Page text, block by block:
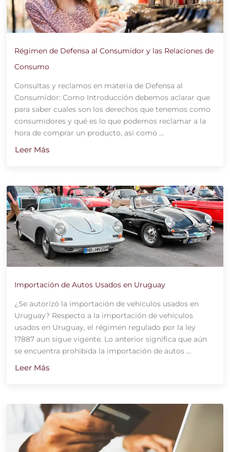
Régimen de Defensa al Consumidor y las Relaciones de
Consumo
Consultas y reclamos en materia de Defensa al
Consumidor: Como Introducción debemos aclarar que
para saber cuales son los derechos que tenemos como
consumidores y qué es lo que podemos reclamar a la
hora de comprar un producto, así como ...
Leer Más
Importación de Autos Usados en Uruguay
¿Se autorizó la importación de vehículos usados en
Uruguay? Respecto a la importación de vehículos
usados en Uruguay, el régimen regulado por la ley
17887 aun sigue vigente. Lo anterior significa que aún
se encuentra prohibida la importación de autos ...
Leer Más